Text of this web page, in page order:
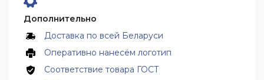
Дополнительно
Доставка по всей Беларуси
Оперативно нанесём логотип
Соответствие товара ГОСТ